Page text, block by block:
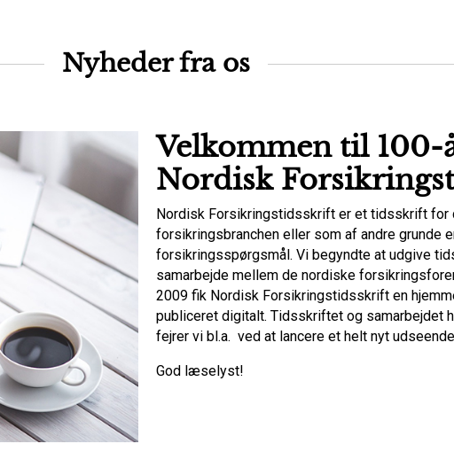
Nyheder fra os
Velkommen til 100-
Nordisk
Nordisk Forsikringstidsskrift er et tidsskrift for
forsikringsbranchen eller som af andre grunde
forsikringsspørgsmål. Vi begyndte at udgive
samarbejde mellem de nordiske
2009 fik Nordisk Forsikringstidsskrift en
publiceret digitalt. Tidsskriftet og samarbejdet
fejrer vi bl.a. ved at lancere et helt nyt
God læselyst!